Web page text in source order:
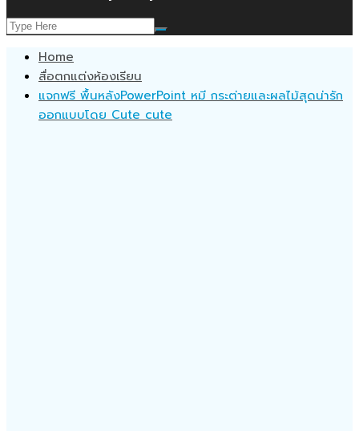
Home
สื่อตกแต่งห้องเรียน
แจกฟรี พื้นหลังPowerPoint หมี กระต่ายและผลไม้สุดน่ารัก
ออกแบบโดย Cute cute